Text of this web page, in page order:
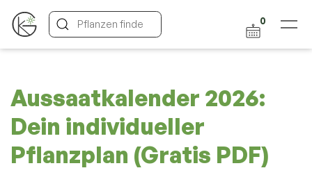
0
Aussaatkalender 2026:
Dein individueller
Pflanzplan (Gratis PDF)